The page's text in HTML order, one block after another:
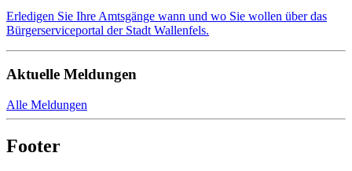
Erledigen Sie Ihre Amtsgänge wann und wo Sie wollen über das
Bürgerserviceportal der Stadt Wallenfels.
Aktuelle Meldungen
Alle Meldungen
Footer